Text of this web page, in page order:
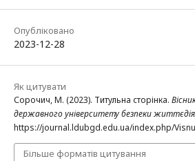
Опубліковано
2023-12-28
Як цитувати
Сорочич, М. (2023). Титульна сторінка.
державного університету безпеки
https://journal.ldubgd.edu.ua/index.php/
Більше форматів цитування